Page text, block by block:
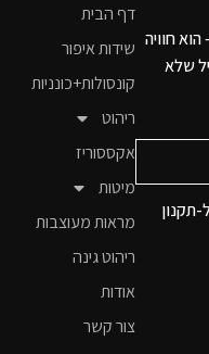
חוויה
שלא
תקנון
דף הבית
שידות איפור
קונסולות+כונניות
ריהוט
אקססוריז
מיטות
מראות מעוצבות
ריהוט גינה
אודות
צור קשר